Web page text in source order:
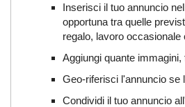
Inserisci il tuo annuncio
opportuna tra quelle
regalo, lavoro occasionale
Aggiungi quante immagini,
Geo-riferisci l'annuncio se
Condividi il tuo annuncio